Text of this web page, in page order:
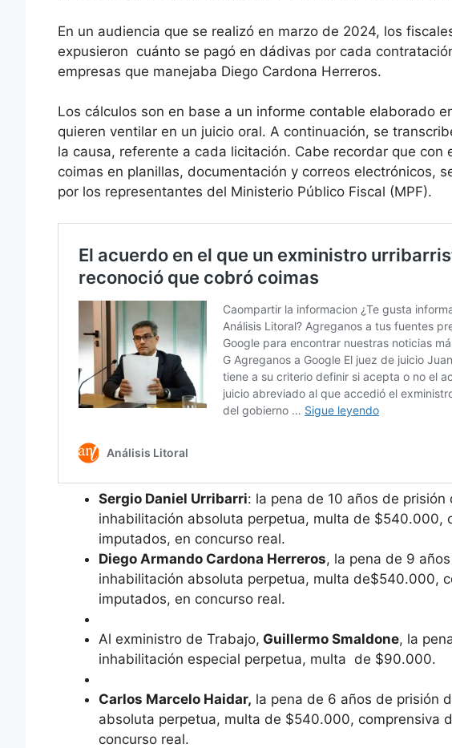
En un audiencia que se realizó en marzo de 2024, los
expusieron cuánto se pagó en dádivas por cada
empresas que manejaba Diego Cardona Herreros.
Los cálculos son en base a un informe contable elaborado
quieren ventilar en un juicio oral. A continuación, se
la causa, referente a cada licitación. Cabe recordar que con
coimas en planillas, documentación y correos electrónicos,
por los representantes del Ministerio Público Fiscal (MPF).
Sergio Daniel Urribarri: la pena de 10 años de
inhabilitación absoluta perpetua, multa de $540.000,
imputados, en concurso real.
Diego Armando Cardona Herreros, la pena de 9
inhabilitación absoluta perpetua, multa de$540.000,
imputados, en concurso real.
Al exministro de Trabajo, Guillermo Smaldone, la
inhabilitación especial perpetua, multa de $90.000.
Carlos Marcelo Haidar, la pena de 6 años de prisión
absoluta perpetua, multa de $540.000, comprensiva
concurso real.